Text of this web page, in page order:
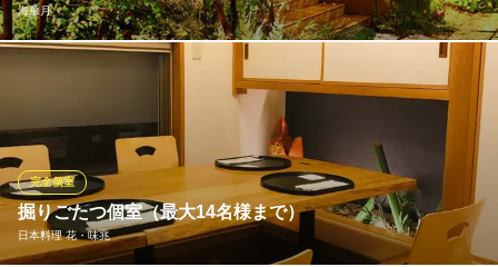
海華月
石畳の小道の一番奥に門を構えた、大人の隠れ家。 飛騨高山の古
民家を移築した趣ある空間で、四季折々の旬の味わいをゆったり
お楽しみいただけます。 2〜4名様向けの完全個室もご用意してお
ります。ご希望の際はスタッフまで『小さな個室を希望』とお申
し付けください。
※こちらは夜のみのこだわりです。
海華月
掘りごたつ個室（最大14名様まで）
日本料理 花・味兆
完全個室